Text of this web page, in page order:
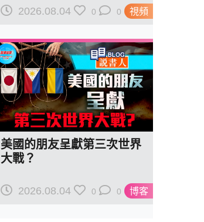
視頻
紅線訂規則
2026.08.04 0 0
博客
美國的朋友呈獻第三次世界
大戰？
2026.08.04 0 0